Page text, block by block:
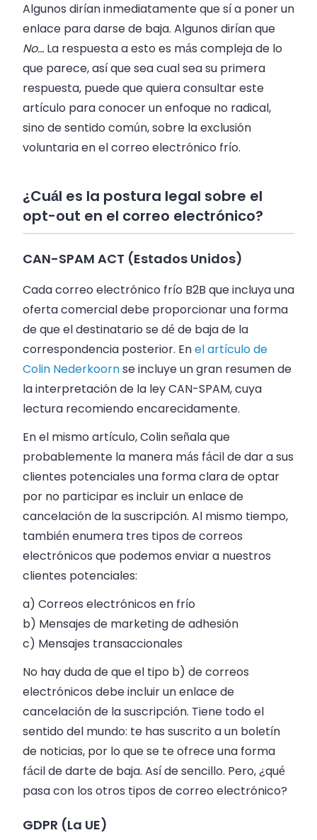
Algunos dirían inmediatamente que sí a poner un
enlace para darse de baja. Algunos dirían que
No… La respuesta a esto es más compleja de lo
que parece, así que sea cual sea su primera
respuesta, puede que quiera consultar este
artículo para conocer un enfoque no radical,
sino de sentido común, sobre la exclusión
voluntaria en el correo electrónico frío.
¿Cuál es la postura legal sobre el
opt-out en el correo electrónico?
CAN-SPAM ACT (Estados Unidos)
Cada correo electrónico frío B2B que incluya una
oferta comercial debe proporcionar una forma
de que el destinatario se dé de baja de la
correspondencia posterior. Enel artículo de
Colin Nederkoornse incluye un gran resumen de
la interpretación de la ley CAN-SPAM, cuya
lectura recomiendo encarecidamente.
En el mismo artículo, Colin señala que
probablemente la manera más fácil de dar a sus
clientes potenciales una forma clara de optar
por no participar es incluir un enlace de
cancelación de la suscripción. Al mismo tiempo,
también enumera tres tipos de correos
electrónicos que podemos enviar a nuestros
clientes potenciales:
a) Correos electrónicos en frío
b) Mensajes de marketing de adhesión
c) Mensajes transaccionales
No hay duda de que el tipo b) de correos
electrónicos debe incluir un enlace de
cancelación de la suscripción. Tiene todo el
sentido del mundo: te has suscrito a un boletín
de noticias, por lo que se te ofrece una forma
fácil de darte de baja. Así de sencillo. Pero, ¿qué
pasa con los otros tipos de correo electrónico?
GDPR (La UE)